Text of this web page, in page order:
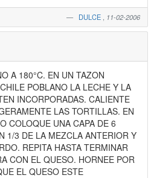
DULCE 11-02-2006
A 180°C. EN UN TAZON
POBLANO LA LECHE Y LA
INCORPORADAS. CALIENTE
LAS TORTILLAS. EN
COLOQUE UNA CAPA DE 6
1/3 DE LA MEZCLA ANTERIOR Y
REPITA HASTA TERMINAR
CON EL QUESO. HORNEE POR
EL QUESO ESTE